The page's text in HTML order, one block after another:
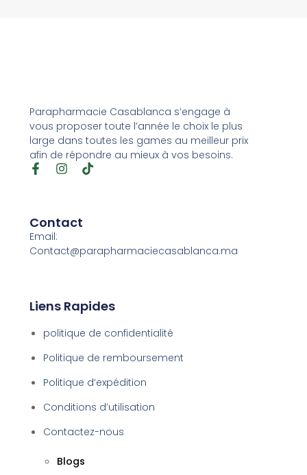
Parapharmacie Casablanca s’engage à
vous proposer toute l’année le choix le plus
large dans toutes les games au meilleur prix
afin de répondre au mieux à vos besoins.
Contact
Email:
Contact@parapharmaciecasablanca.ma
Liens Rapides
politique de confidentialité
Politique de remboursement
Politique d’expédition
Conditions d’utilisation
Contactez-nous
Blogs